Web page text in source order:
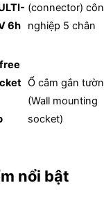
6h
(connector)
nghiệp 5 chân
Ổ cắm gắn
(Wall mounting
socket)
nổi bật